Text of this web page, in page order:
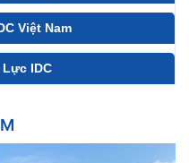
Việt Nam
IDC